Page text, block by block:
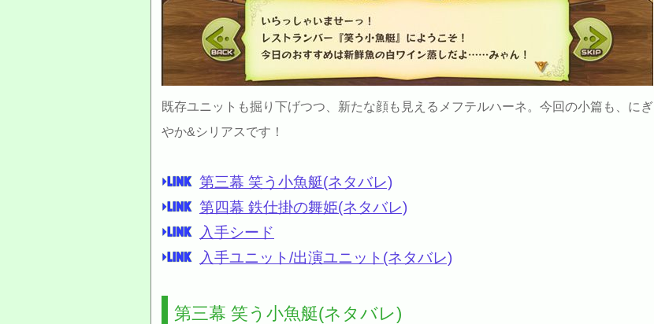
既存ユニットも掘り下げつつ、新たな顔も見えるメフテルハーネ。今回の小篇も、にぎ
やか&シリアスです！
第三幕 笑う小魚艇(ネタバレ)
第四幕 鉄仕掛の舞姫(ネタバレ)
入手シード
入手ユニット/出演ユニット(ネタバレ)
第三幕 笑う小魚艇(ネタバレ)